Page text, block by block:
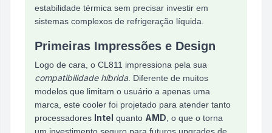
estabilidade térmica sem precisar investir em
sistemas complexos de refrigeração líquida.
Primeiras Impressões e Design
Logo de cara, o CL811 impressiona pela sua
compatibilidade híbrida . Diferente de muitos
modelos que limitam o usuário a apenas uma
marca, este cooler foi projetado para atender tanto
processadores Intel quanto AMD , o que o torna